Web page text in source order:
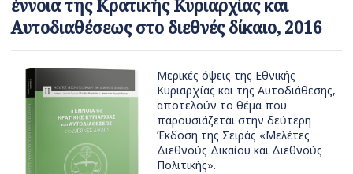
έννοια της Κρατικής Κυριαρχίας και
Αυτοδιαθέσεως στο διεθνές δίκαιο, 2016
Μερικές όψεις της Εθνικής
Κυριαρχίας και της Αυτοδιάθεσης,
αποτελούν το θέμα που
παρουσιάζεται στην δεύτερη
Έκδοση της Σειράς «Μελέτες
Διεθνούς Δικαίου και Διεθνούς
Πολιτικής».